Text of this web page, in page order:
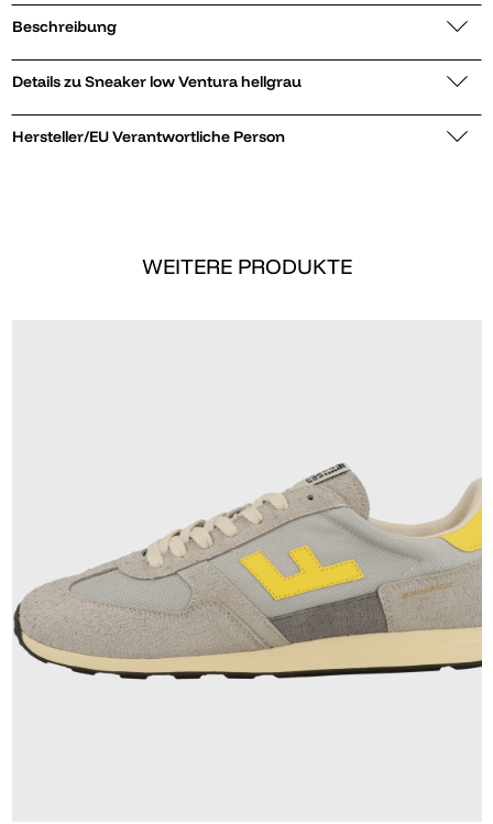
Beschreibung
Details zu Sneaker low Ventura hellgrau
Hersteller/EU Verantwortliche Person
WEITERE PRODUKTE